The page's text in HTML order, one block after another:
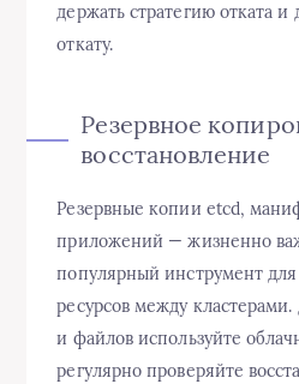
держать стратегию отката
откату.
Резервное
восстановление
Резервные копии etcd,
приложений — жизненно
популярный инструмент
ресурсов между
и файлов используйте
регулярно проверяйте